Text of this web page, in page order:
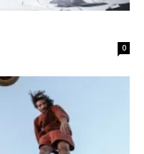
0